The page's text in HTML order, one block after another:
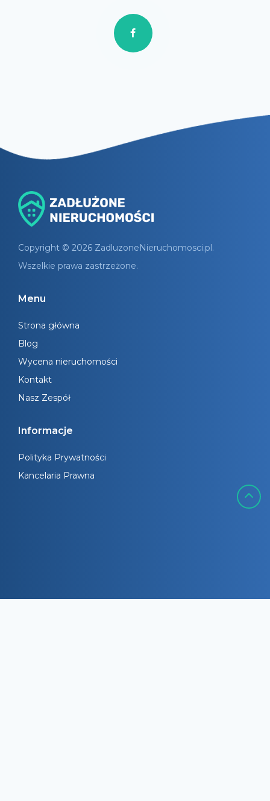
Copyright © 2026 ZadluzoneNieruchomosci.pl.
Wszelkie prawa zastrzeżone.
Menu
Strona główna
Blog
Wycena nieruchomości
Kontakt
Nasz Zespół
Informacje
Polityka Prywatności
Kancelaria Prawna